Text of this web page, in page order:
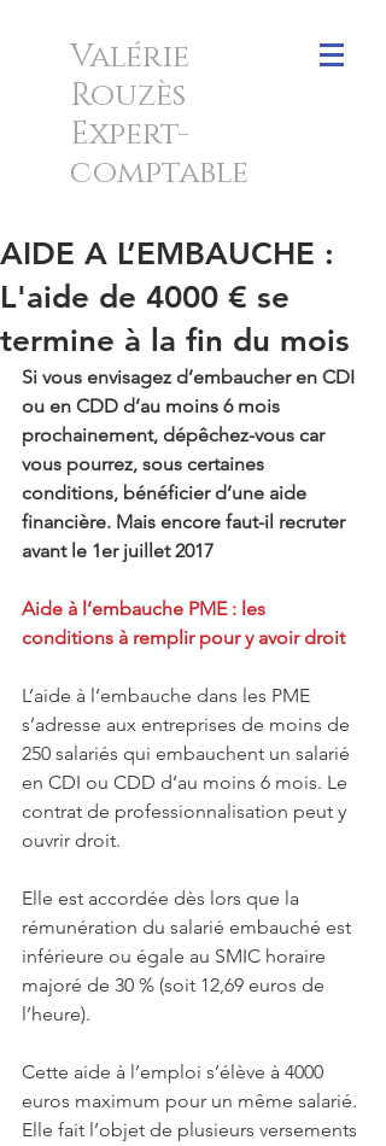
Valérie
Rouzès
Expert-
comptable
AIDE A L’EMBAUCHE :
L'aide de 4000 € se
termine à la fin du mois
Si vous envisagez d’embaucher en CDI
ou en CDD d’au moins 6 mois
prochainement, dépêchez-vous car
vous pourrez, sous certaines
conditions, bénéficier d’une aide
financière. Mais encore faut-il recruter
avant le 1er juillet 2017
Aide à l’embauche PME : les
conditions à remplir pour y avoir droit
L’aide à l’embauche dans les PME
s’adresse aux entreprises de moins de
250 salariés qui embauchent un salarié
en CDI ou CDD d’au moins 6 mois. Le
contrat de professionnalisation peut y
ouvrir droit.
Elle est accordée dès lors que la
rémunération du salarié embauché est
inférieure ou égale au SMIC horaire
majoré de 30 % (soit 12,69 euros de
l’heure).
Cette aide à l’emploi s’élève à 4000
euros maximum pour un même salarié.
Elle fait l’objet de plusieurs versements